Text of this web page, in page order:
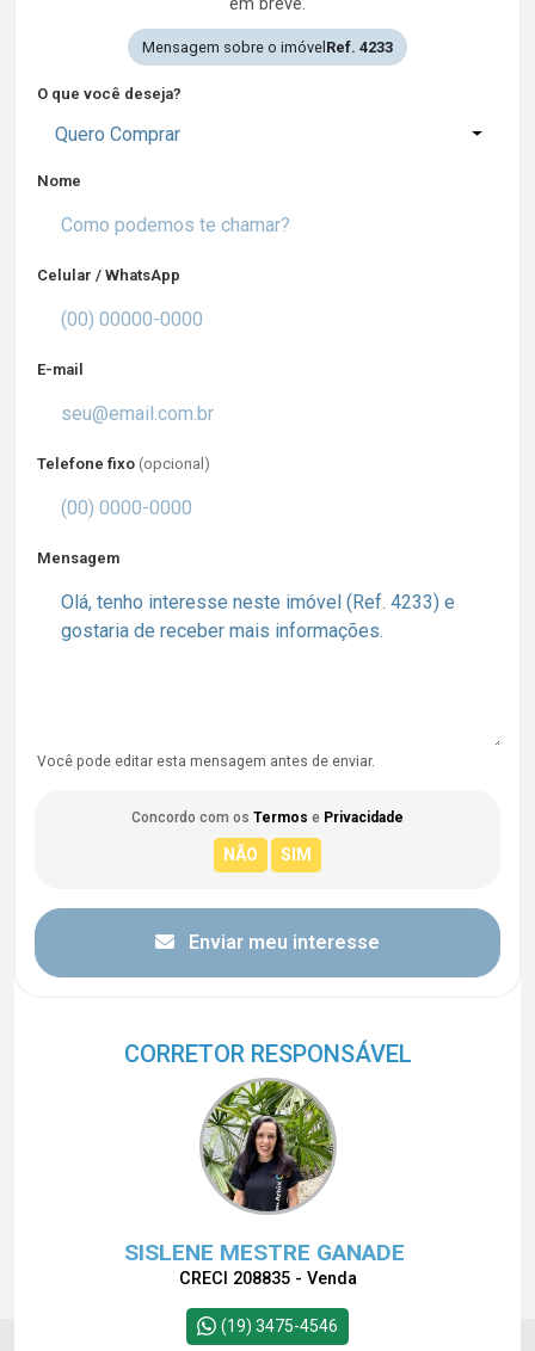
Mensagem sobre o imóvelRef. 4233
O que você deseja?
Quero Comprar
Nome
Celular / WhatsApp
E-mail
Telefone fixo (opcional)
Mensagem
Você pode editar esta mensagem antes de enviar.
Concordo com os Termos e Privacidade
Enviar meu interesse
CORRETOR RESPONSÁVEL
SISLENE MESTRE GANADE
CRECI 208835 - Venda
(19) 3475-4546